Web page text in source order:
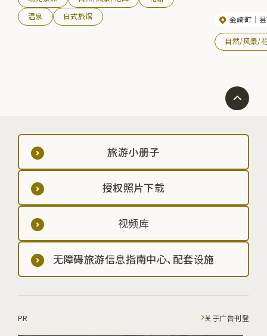
温泉
日式旅馆
动植物种类繁
高山植物，如柽
菊等，令登山者
金崎町
自然/风景/
旅游小册子
授权照片下载
视频库
无障碍旅游信息指南中心、配套设施
PR 关于广告刊登